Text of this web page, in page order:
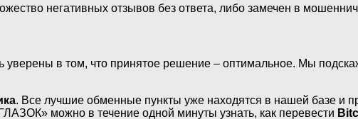
негативных отзывов без ответа, либо замечен в
в том, что принятое решение – оптимальное. Мы
. Все лучшие обменные пункты уже находятся в нашей базе и
можно в течение одной минуты узнать, как перевести